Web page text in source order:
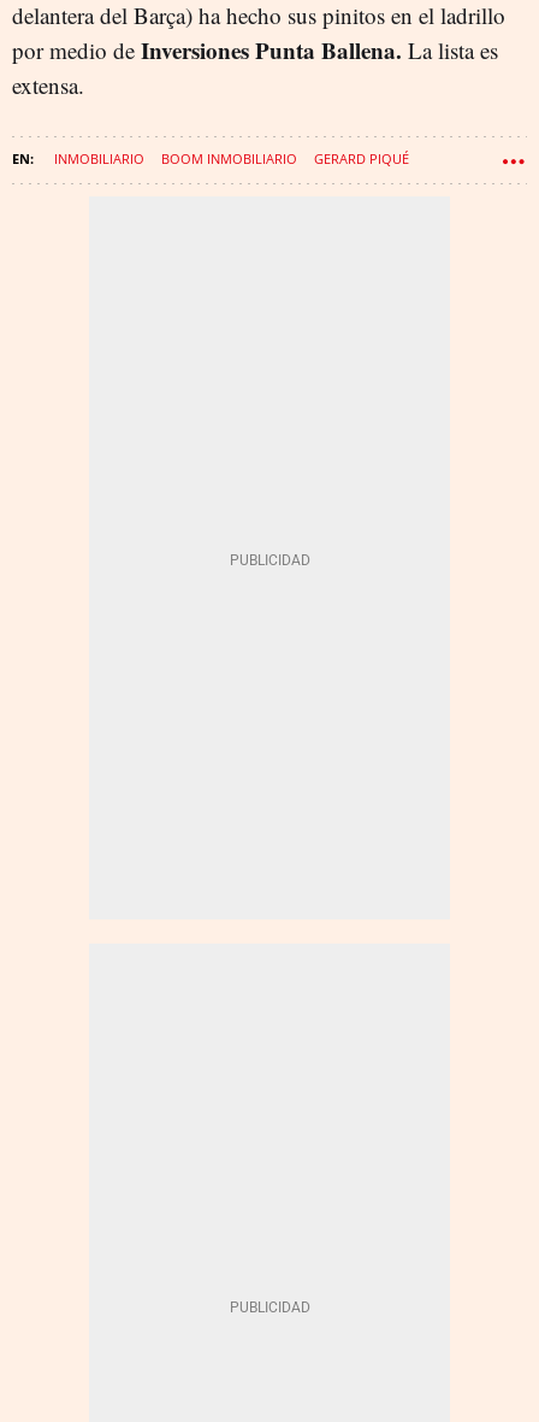
delantera del Barça) ha hecho sus pinitos en el ladrillo
por medio de Inversiones Punta Ballena. La lista es
extensa.
INMOBILIARIO BOOM INMOBILIARIO GERARD PIQUÉ